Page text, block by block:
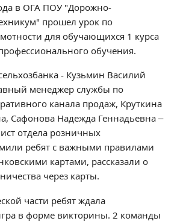
образования
качества
по профилактике ДДТТ
комплекс
коррупции
в ОГА ПОУ "Дорожно-
прошел урок по
для обучающихся 1 курса
обучения.
- Кузьмин Василий
менеджер службы по
канала продаж, Круткина
Сафонова Надежда Геннадьевна –
отдела розничных
ребят с важными правилами
картами, рассказали о
через карты.
части ребят ждала
в форме викторины. 2 команды